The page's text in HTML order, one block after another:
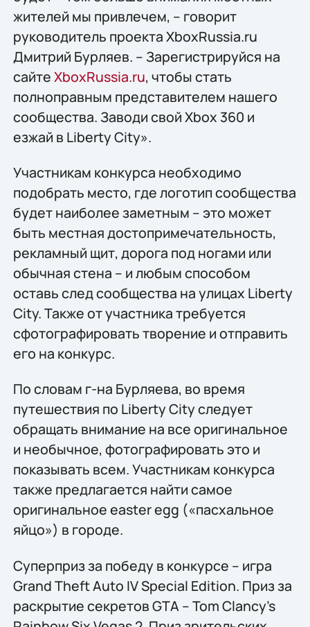
жителей мы привлечем, – говорит
руководитель проекта XboxRussia.ru
Дмитрий Бурляев. – Зарегистрируйся на
сайтеXboxRussia.ru, чтобы стать
полноправным представителем нашего
сообщества. Заводи свой Xbox 360 и
езжай в Liberty City».
Участникам конкурса необходимо
подобрать место, где логотип сообщества
будет наиболее заметным – это может
быть местная достопримечательность,
рекламный щит, дорога под ногами или
обычная стена – и любым способом
оставь след сообщества на улицах Liberty
City. Также от участника требуется
сфотографировать творение и отправить
его на конкурс.
По словам г-на Бурляева, во время
путешествия по Liberty City следует
обращать внимание на все оригинальное
и необычное, фотографировать это и
показывать всем. Участникам конкурса
также предлагается найти самое
оригинальное easter egg («пасхальное
яйцо») в городе.
Суперприз за победу в конкурсе – игра
Grand Theft Auto IV Speсial Edition. Приз за
раскрытие секретов GTA – Tom Clancy's